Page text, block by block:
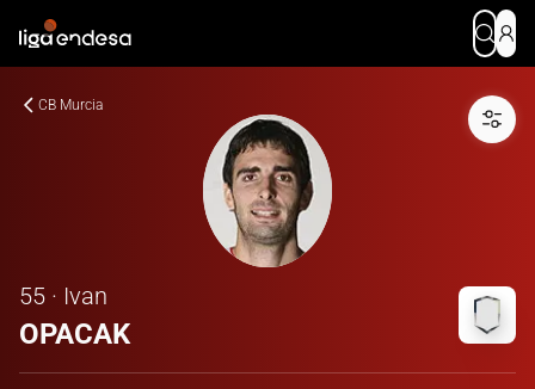
CB Murcia
55 · Ivan
OPACAK